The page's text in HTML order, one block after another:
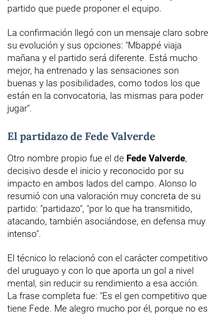
partido que puede proponer el equipo.
La confirmación llegó con un mensaje claro sobre
su evolución y sus opciones: "Mbappé viaja
mañana y el partido será diferente. Está mucho
mejor, ha entrenado y las sensaciones son
buenas y las posibilidades, como todos los que
están en la convocatoria, las mismas para poder
jugar".
El partidazo de Fede Valverde
Otro nombre propio fue el de Fede Valverde,
decisivo desde el inicio y reconocido por su
impacto en ambos lados del campo. Alonso lo
resumió con una valoración muy concreta de su
partido: "partidazo", "por lo que ha transmitido,
atacando, también asociándose, en defensa muy
intenso".
El técnico lo relacionó con el carácter competitivo
del uruguayo y con lo que aporta un gol a nivel
mental, sin reducir su rendimiento a esa acción.
La frase completa fue: "Es el gen competitivo que
tiene Fede. Me alegro mucho por él, porque no es